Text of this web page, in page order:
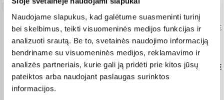
Naudojame slapukus, kad galėtume suasmeninti turinį
bei skelbimus, teikti visuomeninės medijos funkcijas ir
analizuoti srautą. Be to, svetainės naudojimo informaciją
bendriname su visuomeninės medijos, reklamavimo ir
analizės partneriais, kurie gali ją pridėti prie kitos jūsų
pateiktos arba naudojant paslaugas surinktos
informacijos.
Pratęsta
Pratęsta taisymo garantija Nuo 43,90 €
+ 2 + 3 + 4 + 5 metai
Pratęsta keitimo garantija Nuo 55,02 €
metai